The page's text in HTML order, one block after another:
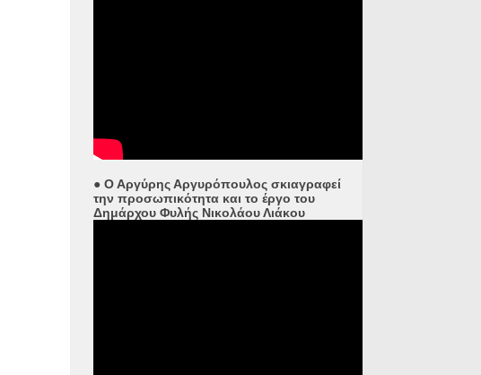
● Ο Αργύρης Αργυρόπουλος σκιαγραφεί
την προσωπικότητα και το έργο του
Δημάρχου Φυλής Νικολάου Λιάκου